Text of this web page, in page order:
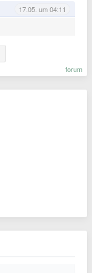
17.05. um 04:11
forum